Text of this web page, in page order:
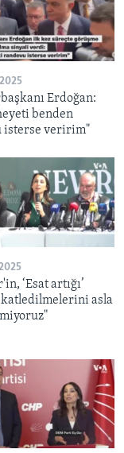
Erdoğan:
benden
isterse veririm"
‘Esat artığı’
asla